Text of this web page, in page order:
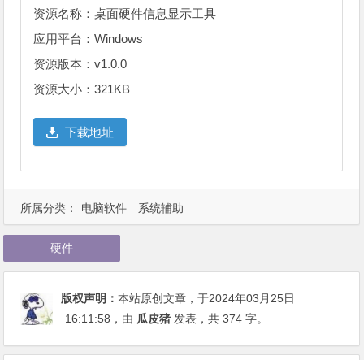
资源名称：桌面硬件信息显示工具
应用平台：Windows
资源版本：v1.0.0
资源大小：321KB
下载地址
所属分类： 电脑软件 系统辅助
硬件
版权声明：本站原创文章，于2024年03月25日
16:11:58 ，由 瓜皮猪 发表，共 374 字。